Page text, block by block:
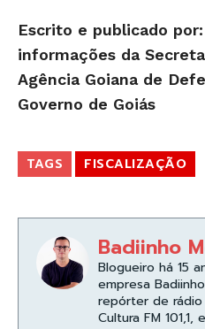
Escrito e publicado
informações da
Agência Goiana de
Governo de Goiás
TAGS FISCALIZAÇÃO
Badiinho
Blogueiro há 15
empresa
repórter de
Cultura FM 101,1,